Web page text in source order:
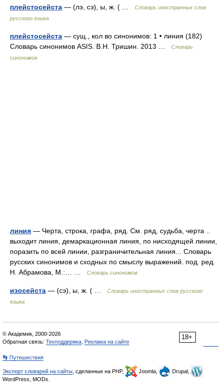
плейстосейста — (лэ, сэ), ы, ж. ( …
Словарь иностранных слов
русского языка
плейстосейста — сущ., кол во синонимов: 1 • линия (182)
Словарь синонимов ASIS. В.Н. Тришин. 2013 …
Словарь
синонимов
линия — Черта, строка, графа, ряд. См. ряд, судьба, черта ..
выходит линия, демаркационная линия, по нисходящей линии,
поразить по всей линии, разграничительная линия... Словарь
русских синонимов и сходных по смыслу выражений. под. ред.
Н. Абрамова, М.:… …
Словарь синонимов
изосейста — (сэ), ы, ж. ( …
Словарь иностранных слов русского
языка
18+
© Академик, 2000-2026
Обратная связь: Техподдержка Реклама на сайте
👣 Путешествия
Экспорт словарей на сайты , сделанные на PHP, Joomla,
Drupal,
WordPress, MODx.